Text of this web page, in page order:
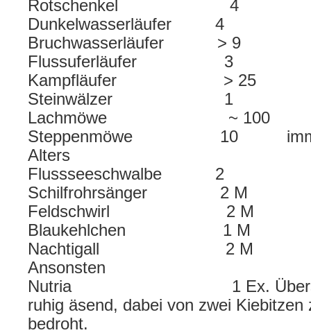
Rotschenkel 4
Dunkelwasserläufer 4
Bruchwasserläufer > 9
Flussuferläufer 3
Kampfläufer > 25
Steinwälzer 1
Lachmöwe ~ 100
Steppenmöwe 10 immat.
Alters
Flussseeschwalbe 2
Schilfrohrsänger 2 M
Feldschwirl 2 M
Blaukehlchen 1 M
Nachtigall 2 M
Ansonsten
Nutria 1 Ex.
ruhig äsend, dabei von zwei
bedroht.